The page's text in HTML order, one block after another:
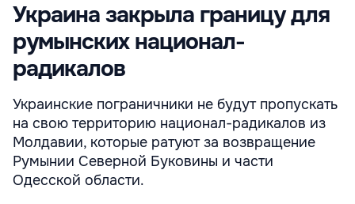
Украина закрыла границу для
румынских национал-
радикалов
Украинские пограничники не будут пропускать
на свою территорию национал-радикалов из
Молдавии, которые ратуют за возвращение
Румынии Северной Буковины и части
Одесской области.